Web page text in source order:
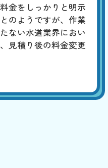
金をしっかりと明示
のようですが、作業
ない水道業界におい
見積り後の料金変更